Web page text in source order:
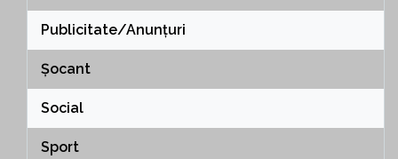
Publicitate/Anunțuri
Șocant
Social
Sport